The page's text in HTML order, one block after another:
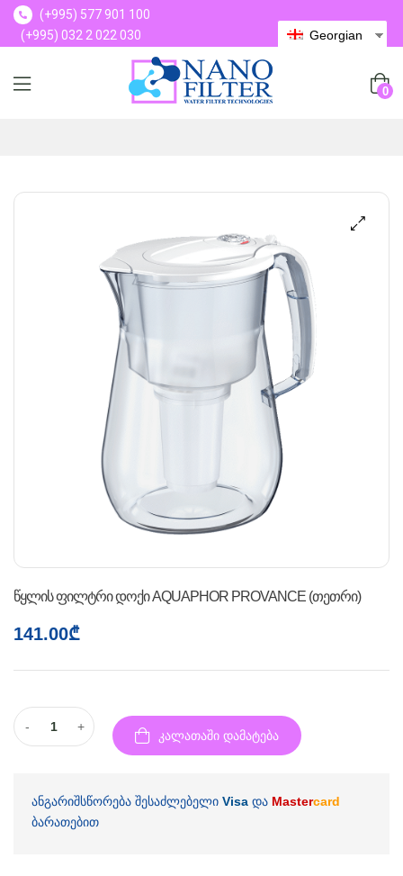
(+995) 577 901 100
(+995) 032 2 022 030
Georgian
0
წყლის ფილტრი დოქი AQUAPHOR PROVANCE (თეთრი)
141.00₾
- +
კალათაში დამატება
ანგარიშსწორება შესაძლებელი Visa და Mastercard
ბარათებით